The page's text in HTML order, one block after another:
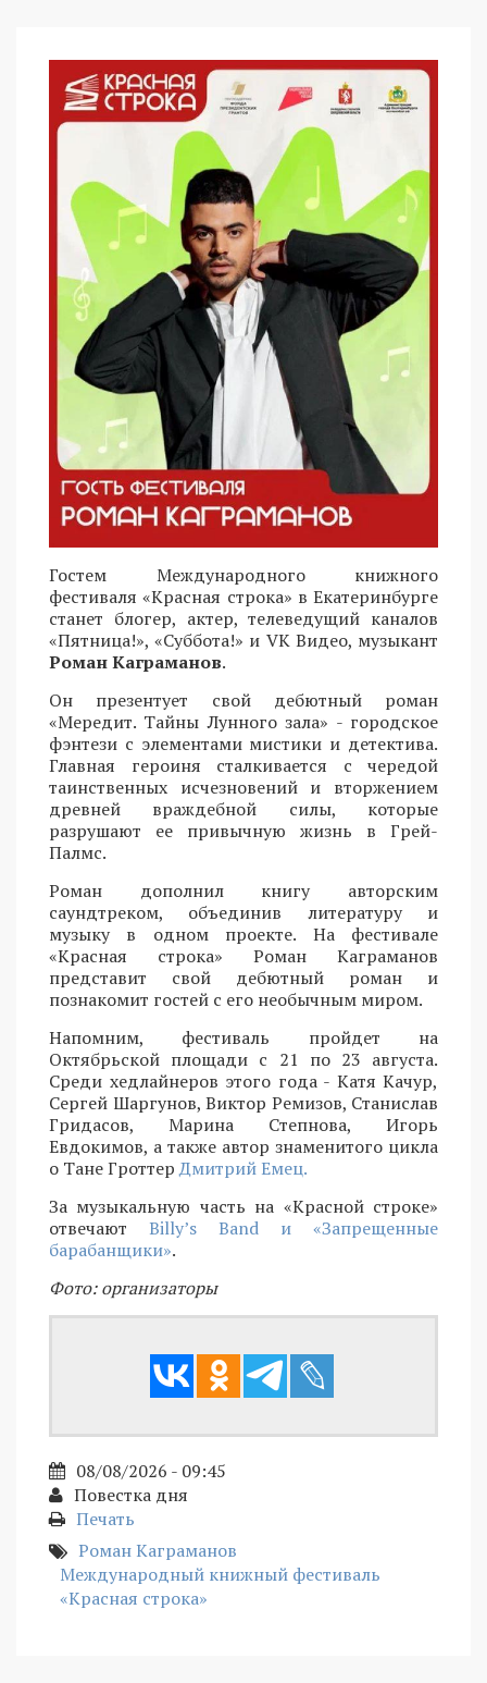
Гостем Международного книжного
фестиваля «Красная строка» в Екатеринбурге
станет блогер, актер, телеведущий каналов
«Пятница!», «Суббота!» и VK Видео, музыкант
Роман Каграманов.
Он презентует свой дебютный роман
«Мередит. Тайны Лунного зала» - городское
фэнтези с элементами мистики и детектива.
Главная героиня сталкивается с чередой
таинственных исчезновений и вторжением
древней враждебной силы, которые
разрушают ее привычную жизнь в Грей-
Палмс.
Роман дополнил книгу авторским
саундтреком, объединив литературу и
музыку в одном проекте. На фестивале
«Красная строка» Роман Каграманов
представит свой дебютный роман и
познакомит гостей с его необычным миром.
Напомним, фестиваль пройдет на
Октябрьской площади с 21 по 23 августа.
Среди хедлайнеров этого года - Катя Качур,
Сергей Шаргунов, Виктор Ремизов, Станислав
Гридасов, Марина Степнова, Игорь
Евдокимов, а также автор знаменитого цикла
о Тане ГроттерДмитрий Емец.
За музыкальную часть на «Красной строке»
отвечают Billy’s Band и «Запрещенные
барабанщики».
Фото: организаторы
08/08/2026 - 09:45
Повестка дня
Печать
Роман Каграманов
Международный книжный фестиваль
«Красная строка»